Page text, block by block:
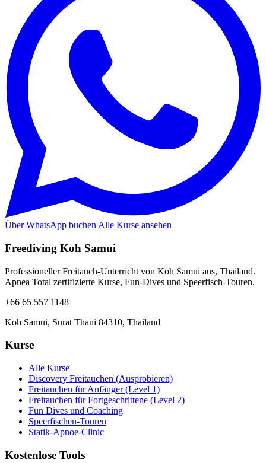
Über WhatsApp buchen Alle Kurse ansehen
Freediving Koh Samui
Professioneller Freitauch-Unterricht von Koh Samui aus, Thailand.
Apnea Total zertifizierte Kurse, Fun-Dives und Speerfisch-Touren.
+66 65 557 1148
Koh Samui, Surat Thani 84310, Thailand
Kurse
Alle Kurse
Discovery Freitauchen (Ausprobieren)
Freitauchen für Anfänger (Level 1)
Freitauchen für Fortgeschrittene (Level 2)
Fun Dives und Coaching
Speerfischen-Touren
Statik-Apnoe-Clinic
Kostenlose Tools